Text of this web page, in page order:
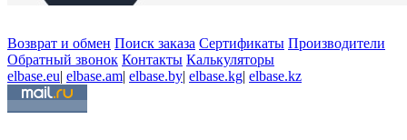
Возврат и обмен Поиск заказа Сертификаты Производители
Обратный звонок Контакты Калькуляторы
elbase.eu| elbase.am| elbase.by| elbase.kg| elbase.kz